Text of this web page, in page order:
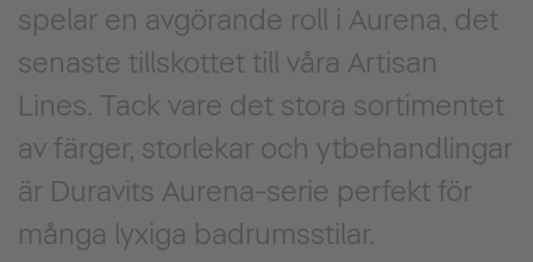
spelar en avgörande roll i Aurena, det
senaste tillskottet till våra Artisan
Lines. Tack vare det stora sortimentet
av färger, storlekar och ytbehandlingar
är Duravits Aurena-serie perfekt för
många lyxiga badrumsstilar.